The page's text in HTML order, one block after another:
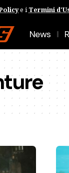
e i Termini
News